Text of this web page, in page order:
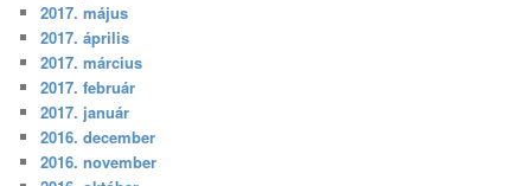
2017. május
2017. április
2017. március
2017. február
2017. január
2016. december
2016. november